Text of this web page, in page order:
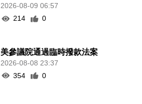
2026-08-09 06:57
214
0
美參議院通過臨時撥款法案
2026-08-08 23:37
354
0